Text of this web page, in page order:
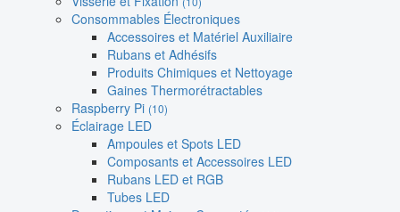
Consommables Électroniques
Accessoires et Matériel Auxiliaire
Rubans et Adhésifs
Produits Chimiques et Nettoyage
Gaines Thermorétractables
Raspberry Pi (10)
Éclairage LED
Ampoules et Spots LED
Composants et Accessoires LED
Rubans LED et RGB
Tubes LED